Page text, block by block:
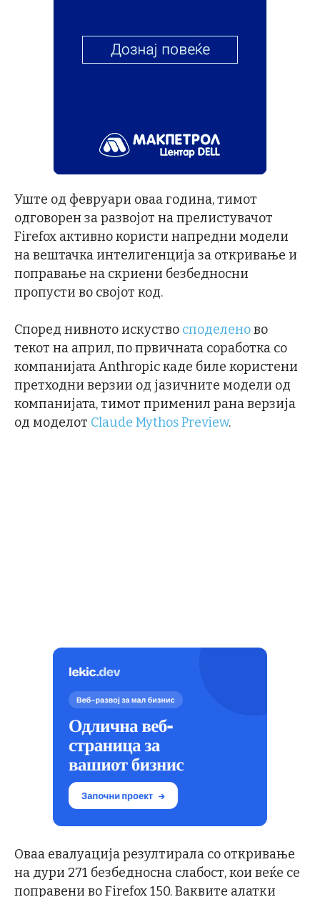
Уште од февруари оваа година, тимот
одговорен за развојот на прелистувачот
Firefox активно користи напредни модели
на вештачка интелигенција за откривање и
поправање на скриени безбедносни
пропусти во својот код.
Според нивното искуство споделеново
текот на април, по првичната соработка со
компанијата Anthropic каде биле користени
претходни верзии од јазичните модели од
компанијата, тимот применил рана верзија
од моделот Claude Mythos Preview.
Оваа евалуација резултирала со откривање
на дури 271 безбедносна слабост, кои веќе се
поправени во Firefox 150. Ваквите алатки